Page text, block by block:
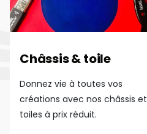
Châssis & toile
Donnez vie à toutes vos
créations avec nos châssis et
toiles à prix réduit.